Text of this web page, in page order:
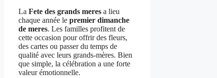
La Fete des grands meres a lieu
chaque année le premier dimanche
de meres. Les familles profitent de
cette occasion pour offrir des fleurs,
des cartes ou passer du temps de
qualité avec leurs grands-mères. Bien
que simple, la célébration a une forte
valeur émotionnelle.